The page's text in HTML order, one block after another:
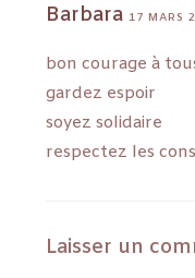
Barbara 17 MARS
bon courage à
gardez espoir
soyez solidaire
respectez les
Laisser un